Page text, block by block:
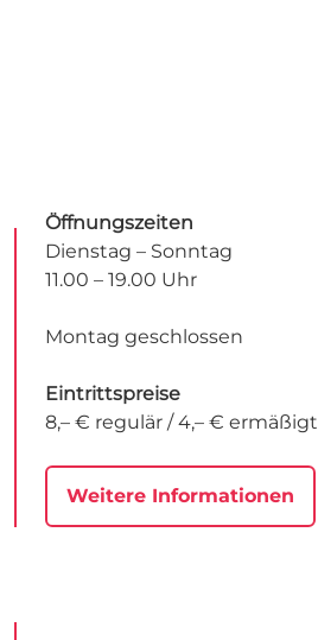
Öffnungszeiten
Dienstag – Sonntag
11.00 – 19.00 Uhr
Montag geschlossen
Eintrittspreise
8,– € regulär / 4,– € ermäßigt
Weitere Informationen